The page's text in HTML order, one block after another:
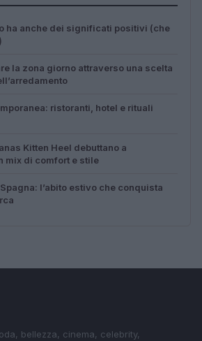
ha anche dei significati positivi (che
la zona giorno attraverso una scelta
ristoranti, hotel e rituali
Kitten Heel debuttano a
mix di comfort e stile
l’abito estivo che conquista
bellezza, cinema, celebrity,